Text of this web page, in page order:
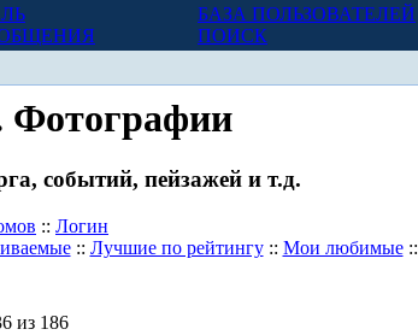
БАЗА ПОЛЬЗОВАТЕЛЕЙ
ПОИСК
Фотографии
событий, пейзажей и т.д.
:: Логин
:: Лучшие по рейтингу:: Мои любимые::
из 186